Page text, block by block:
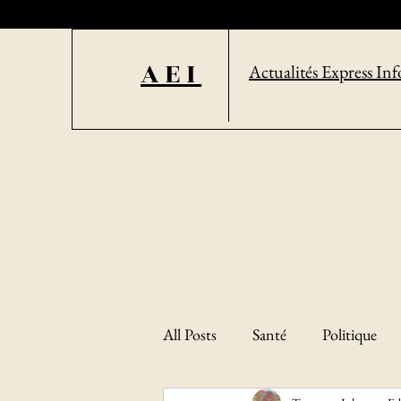
AEI Actualités Express
All Posts Santé Politique